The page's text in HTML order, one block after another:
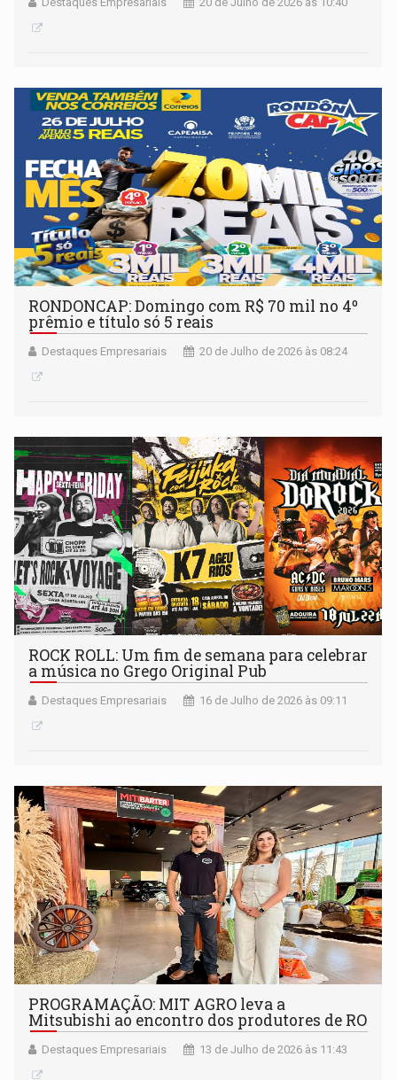
RONDONCAP: Domingo com R$ 70 mil no 4º
prêmio e título só 5 reais
Destaques Empresariais 20 de Julho de 2026 às 08:24
ROCK ROLL: Um fim de semana para celebrar
a música no Grego Original Pub
Destaques Empresariais 16 de Julho de 2026 às 09:11
PROGRAMAÇÃO: MIT AGRO leva a
Mitsubishi ao encontro dos produtores de RO
Destaques Empresariais 13 de Julho de 2026 às 11:43